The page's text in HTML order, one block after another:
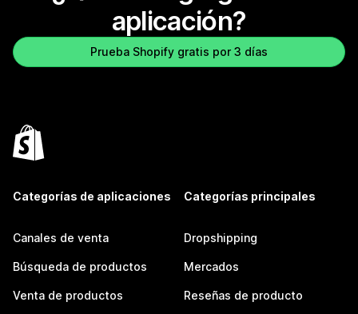
aplicación?
Prueba Shopify gratis por 3 días
Categorías de aplicaciones
Canales de venta
Búsqueda de productos
Venta de productos
Categorías principales
Dropshipping
Mercados
Reseñas de producto